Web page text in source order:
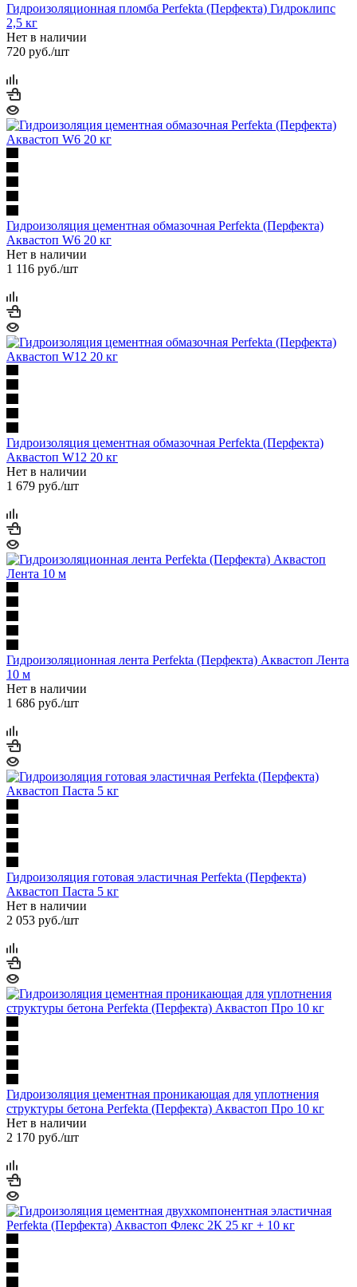
Гидроизоляционная пломба Perfekta (Перфекта) Гидроклипс
2,5 кг
Нет в наличии
720 руб./шт
Гидроизоляция цементная обмазочная Perfekta (Перфекта)
Аквастоп W6 20 кг
Нет в наличии
1 116 руб./шт
Гидроизоляция цементная обмазочная Perfekta (Перфекта)
Аквастоп W12 20 кг
Нет в наличии
1 679 руб./шт
Гидроизоляционная лента Perfekta (Перфекта) Аквастоп Лента
10 м
Нет в наличии
1 686 руб./шт
Гидроизоляция готовая эластичная Perfekta (Перфекта)
Аквастоп Паста 5 кг
Нет в наличии
2 053 руб./шт
Гидроизоляция цементная проникающая для уплотнения
структуры бетона Perfekta (Перфекта) Аквастоп Про 10 кг
Нет в наличии
2 170 руб./шт